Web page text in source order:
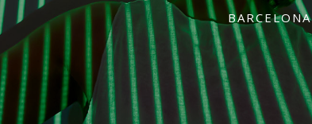
BARCELONA